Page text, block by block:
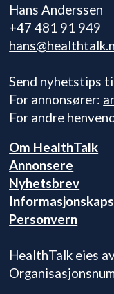
Hans Anderssen
+47 481 91 949
Send nyhetstips
For annonsører:
For andre
Om HealthTalk
Annonsere
Nyhetsbrev
Personvern
HealthTalk eies